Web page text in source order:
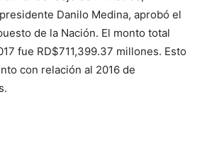
Danilo Medina, aprobó el
de la Nación. El monto total
fue RD$711,399.37 millones. Esto
con relación al 2016 de